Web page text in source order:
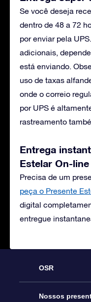
Se você deseja
dentro de 48 a 72
por enviar pela
adicionais,
está enviando.
uso de taxas
onde o correio
por UPS é
rastreamento
Entrega
Estelar On-line
Precisa de um
peça o Presente
digital
entregue
OSR
Serviço
Nossos